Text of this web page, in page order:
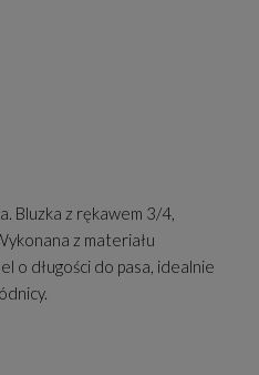
Bluzka z rękawem 3/4,
z materiału
o długości do pasa, idealnie